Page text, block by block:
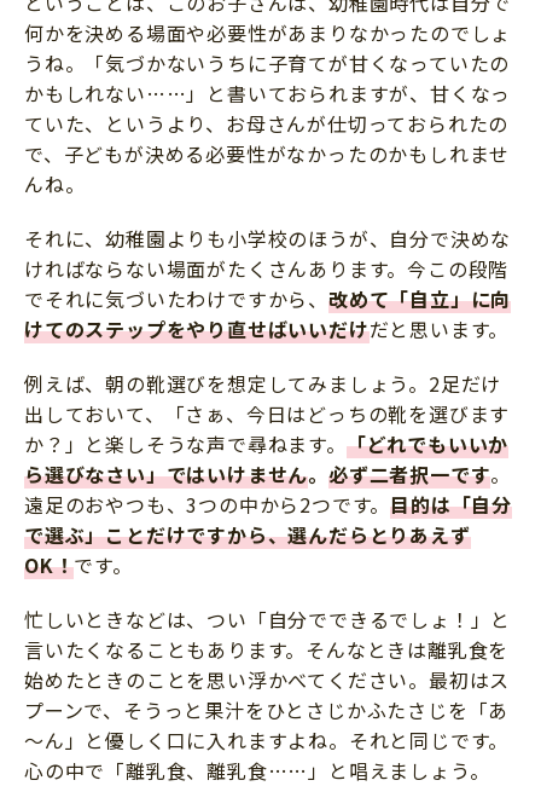
何かを決める場面や必要性があまりなかったのでしょ
うね。「気づかないうちに子育てが甘くなっていたの
かもしれない……」と書いておられますが、甘くなっ
ていた、というより、お母さんが仕切っておられたの
で、子どもが決める必要性がなかったのかもしれませ
んね。
それに、幼稚園よりも小学校のほうが、自分で決めな
ければならない場面がたくさんあります。今この段階
でそれに気づいたわけですから、 改めて「自立」に向
けてのステップをやり直せばいいだけだと思います。
例えば、朝の靴選びを想定してみましょう。2足だけ
出しておいて、「さぁ、今日はどっちの靴を選びます
か？」と楽しそうな声で尋ねます。 「どれでもいいか
ら選びなさい」ではいけません。必ず二者択一です。
遠足のおやつも、3つの中から2つです。目的は「自分
で選ぶ」ことだけですから、選んだらとりあえず
OK！です。
忙しいときなどは、つい「自分でできるでしょ！」と
言いたくなることもあります。そんなときは離乳食を
始めたときのことを思い浮かべてください。最初はス
プーンで、そうっと果汁をひとさじかふたさじを「あ
～ん」と優しく口に入れますよね。それと同じです。
心の中で「離乳食、離乳食……」と唱えましょう。